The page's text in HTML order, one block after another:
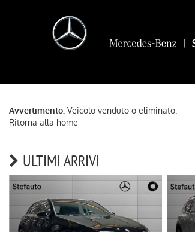
Avvertimento: Veicolo venduto o eliminato.
Ritorna alla home
ULTIMI ARRIVI